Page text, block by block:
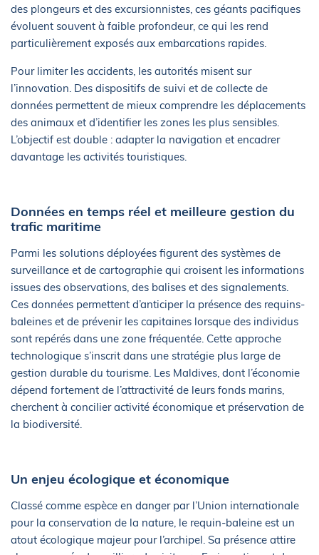
des plongeurs et des excursionnistes, ces géants pacifiques
évoluent souvent à faible profondeur, ce qui les rend
particulièrement exposés aux embarcations rapides.
Pour limiter les accidents, les autorités misent sur
l’innovation. Des dispositifs de suivi et de collecte de
données permettent de mieux comprendre les déplacements
des animaux et d’identifier les zones les plus sensibles.
L’objectif est double : adapter la navigation et encadrer
davantage les activités touristiques.
Données en temps réel et meilleure gestion du
trafic maritime
Parmi les solutions déployées figurent des systèmes de
surveillance et de cartographie qui croisent les informations
issues des observations, des balises et des signalements.
Ces données permettent d’anticiper la présence des requins-
baleines et de prévenir les capitaines lorsque des individus
sont repérés dans une zone fréquentée. Cette approche
technologique s’inscrit dans une stratégie plus large de
gestion durable du tourisme. Les Maldives, dont l’économie
dépend fortement de l’attractivité de leurs fonds marins,
cherchent à concilier activité économique et préservation de
la biodiversité.
Un enjeu écologique et économique
Classé comme espèce en danger par l’Union internationale
pour la conservation de la nature, le requin-baleine est un
atout écologique majeur pour l’archipel. Sa présence attire